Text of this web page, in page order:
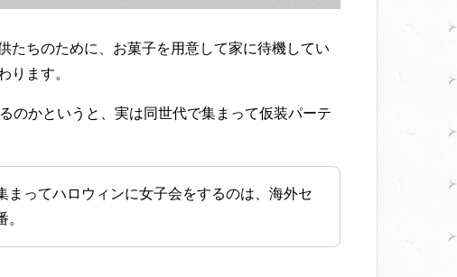
たちのために、お菓子を用意して家に待機してい
ります。
のかというと、実は同世代で集まって仮装パーテ
まってハロウィンに女子会をするのは、海外セ